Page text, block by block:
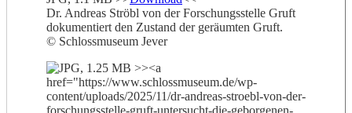
Dr. Andreas Ströbl von der Forschungsstelle Gruft
dokumentiert den Zustand der geräumten Gruft.
© Schlossmuseum Jever